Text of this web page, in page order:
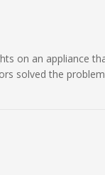
on an appliance
solved the